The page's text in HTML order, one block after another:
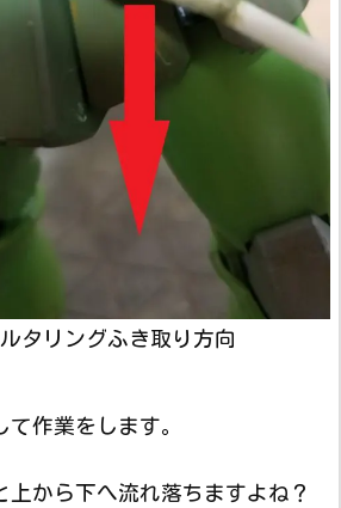
タリングふき取り方向
作業をします。
上から下へ流れ落ちますよね？